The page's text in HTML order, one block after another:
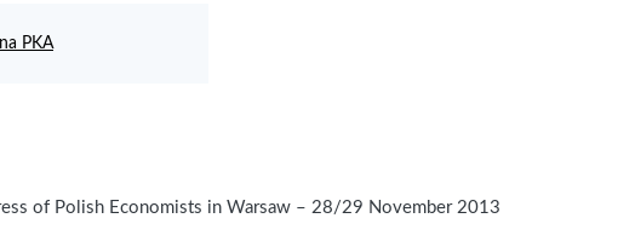
PKA
of Polish Economists in Warsaw – 28/29 November 2013